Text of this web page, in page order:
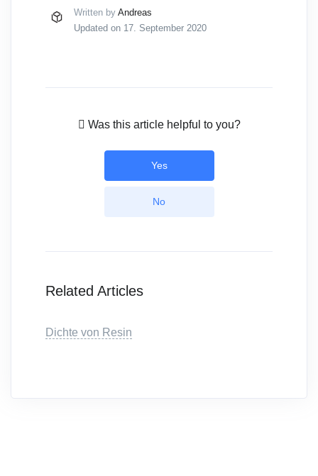
Written by Andreas
Updated on 17. September 2020
Was this article helpful to you?
Yes
No
Related Articles
Dichte von Resin